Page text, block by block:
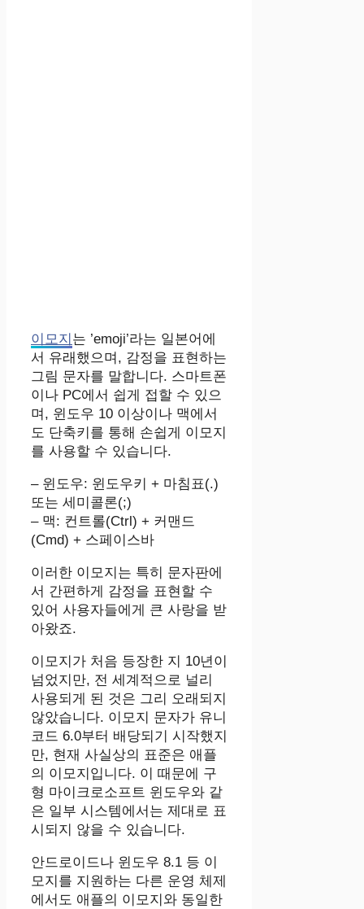
이모지 는 ’emoji’라는 일본어에
서 유래했으며, 감정을 표현하는
그림 문자를 말합니다. 스마트폰
이나 PC에서 쉽게 접할 수 있으
며, 윈도우 10 이상이나 맥에서
도 단축키를 통해 손쉽게 이모지
를 사용할 수 있습니다.
– 윈도우: 윈도우키 + 마침표(.)
또는 세미콜론(;)
– 맥: 컨트롤(Ctrl) + 커맨드
(Cmd) + 스페이스바
이러한 이모지는 특히 문자판에
서 간편하게 감정을 표현할 수
있어 사용자들에게 큰 사랑을 받
아왔죠.
이모지가 처음 등장한 지 10년이
넘었지만, 전 세계적으로 널리
사용되게 된 것은 그리 오래되지
않았습니다. 이모지 문자가 유니
코드 6.0부터 배당되기 시작했지
만, 현재 사실상의 표준은 애플
의 이모지입니다. 이 때문에 구
형 마이크로소프트 윈도우와 같
은 일부 시스템에서는 제대로 표
시되지 않을 수 있습니다.
안드로이드나 윈도우 8.1 등 이
모지를 지원하는 다른 운영 체제
에서도 애플의 이모지와 동일한